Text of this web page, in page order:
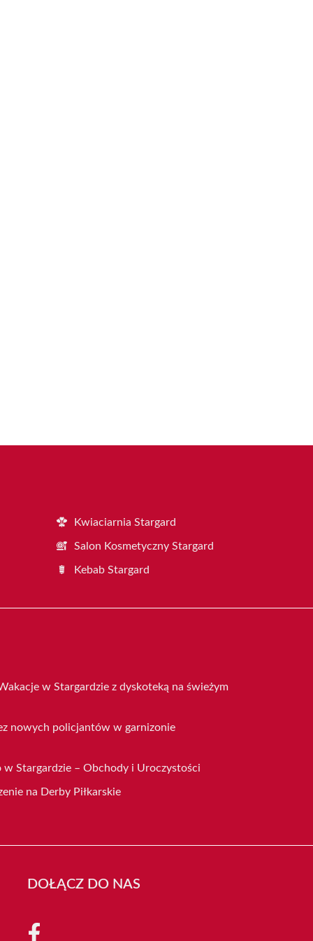
Kwiaciarnia Stargard
Salon Kosmetyczny Stargard
Kebab Stargard
w Stargardzie z dyskoteką na świeżym
nowych policjantów w garnizonie
w Stargardzie – Obchody i Uroczystości
na Derby Piłkarskie
DOŁĄCZ DO NAS